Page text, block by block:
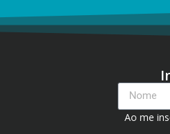
Ao me